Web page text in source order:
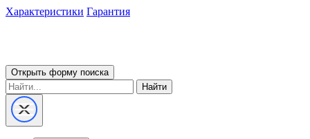
Характеристики Гарантия
Открыть форму поиска
Найти